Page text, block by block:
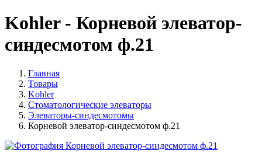
Kohler - Корневой элеватор-
синдесмотом ф.21
Главная
Товары
Kohler
Стоматологические элеваторы
Элеваторы-синдесмотомы
Корневой элеватор-синдесмотом ф.21